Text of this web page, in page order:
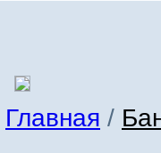
Главная /